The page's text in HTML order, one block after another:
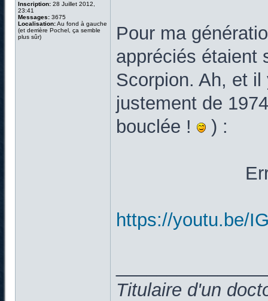
Inscription: 28 Juillet 2012,
23:41
Messages: 3675
Localisation:Au fond à gauche
(et derrière Pochel, ça semble
plus sûr)
Pour ma
appréciés étaient
Scorpion. Ah, et
justement de
bouclée !
) :
https://youtu.be/
Titulaire d'un